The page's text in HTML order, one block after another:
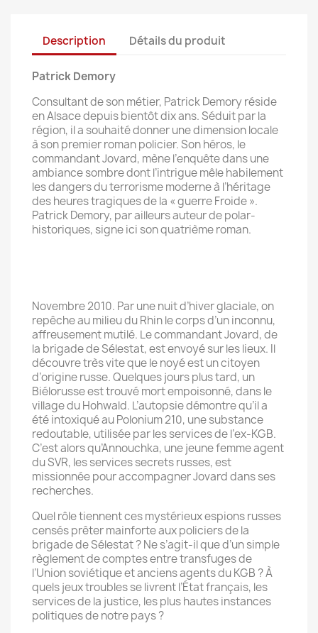
Description Détails du produit
Patrick Demory
Consultant de son métier, Patrick Demory réside
en Alsace depuis bientôt dix ans. Séduit par la
région, il a souhaité donner une dimension locale
à son premier roman policier. Son héros, le
commandant Jovard, mène l’enquête dans une
ambiance sombre dont l’intrigue mêle habilement
les dangers du terrorisme moderne à l’héritage
des heures tragiques de la « guerre Froide ».
Patrick Demory, par ailleurs auteur de polar-
historiques, signe ici son quatrième roman.
Novembre 2010. Par une nuit d’hiver glaciale, on
repêche au milieu du Rhin le corps d’un inconnu,
affreusement mutilé. Le commandant Jovard, de
la brigade de Sélestat, est envoyé sur les lieux. Il
découvre très vite que le noyé est un citoyen
d’origine russe. Quelques jours plus tard, un
Biélorusse est trouvé mort empoisonné, dans le
village du Hohwald. L’autopsie démontre qu’il a
été intoxiqué au Polonium 210, une substance
redoutable, utilisée par les services de l’ex-KGB.
C’est alors qu’Annouchka, une jeune femme agent
du SVR, les services secrets russes, est
missionnée pour accompagner Jovard dans ses
recherches.
Quel rôle tiennent ces mystérieux espions russes
censés prêter mainforte aux policiers de la
brigade de Sélestat ? Ne s’agit-il que d’un simple
règlement de comptes entre transfuges de
l’Union soviétique et anciens agents du KGB ? À
quels jeux troubles se livrent l’État français, les
services de la justice, les plus hautes instances
politiques de notre pays ?